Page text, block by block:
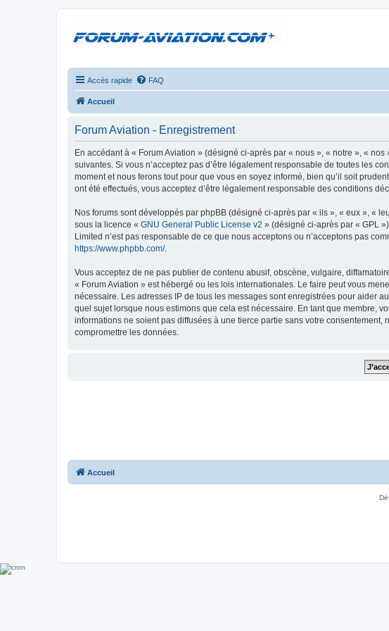
Accès rapide FAQ
Accueil
Forum Aviation - Enregistrement
En accédant à « Forum Aviation » (désigné ci-après par « nous », « notre », «
suivantes. Si vous n’acceptez pas d’être légalement responsable de toutes les
moment et nous ferons tout pour que vous en soyez informé, bien qu’il soit
ont été effectués, vous acceptez d’être légalement responsable des conditions
Nos forums sont développés par phpBB (désigné ci-après par « ils », « eux », «
sous la licence « GNU General Public License v2 » (désigné ci-après par « GPL
Limited n’est pas responsable de ce que nous acceptons ou n’acceptons pas
https://www.phpbb.com/.
Vous acceptez de ne pas publier de contenu abusif, obscène, vulgaire,
« Forum Aviation » est hébergé ou les lois internationales. Le faire peut vous
nécessaire. Les adresses IP de tous les messages sont enregistrées pour aider
quel sujet lorsque nous estimons que cela est nécessaire. En tant que membre,
informations ne soient pas diffusées à une tierce partie sans votre
compromettre les données.
Accueil